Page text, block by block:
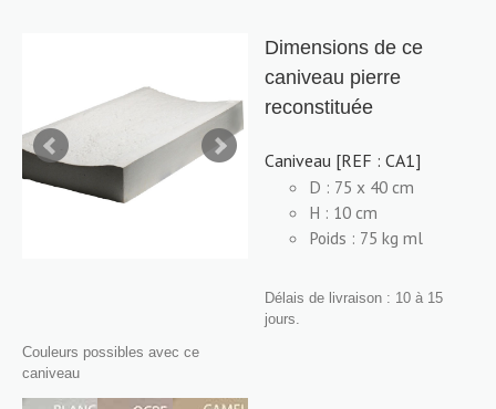
Couleurs possibles avec ce
caniveau
Dimensions de ce
caniveau pierre
reconstituée
Caniveau [REF : CA1]
D : 75 x 40 cm
H : 10 cm
Poids : 75 kg ml
Délais de livraison : 10 à 15
jours.